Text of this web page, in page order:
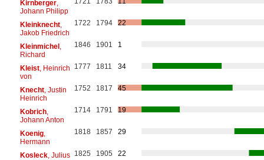
Kirnberger,
Johann Philipp
Kleinknecht,
Jakob Friedrich
1722 1794 22
Kleinmichel,
Richard
1846 1901 1
Kleist, Heinrich
von
1777 1811 34
Knecht, Justin
Heinrich
1752 1817 45
Kobrich,
Johann Anton
1714 1791 19
Koenig,
Hermann
1818 1857 29
Kosleck, Julius 1825 1905
22